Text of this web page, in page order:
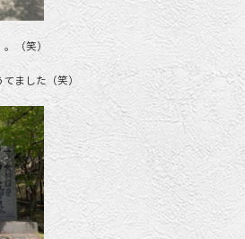
（笑）
ました（笑）